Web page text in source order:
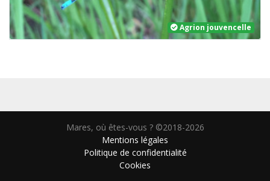
Agrion jouvencelle
Mares, où êtes-vous ? ©2018-2026
Mentions légales
Politique de confidentialité
Cookies